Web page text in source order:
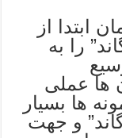
ابتدا از
را به
ها عملی
ها بسیار
و جهت